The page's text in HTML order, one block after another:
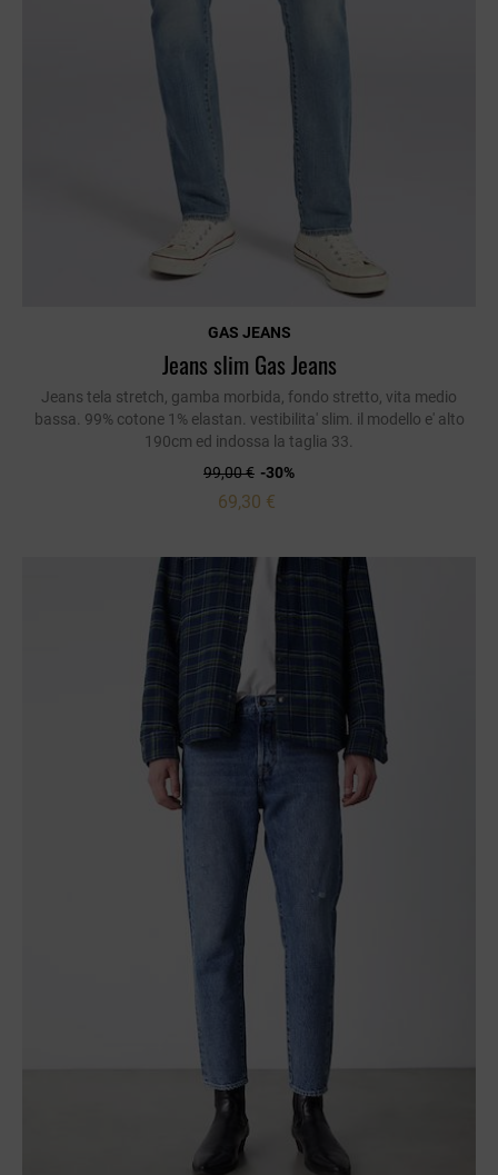
GAS JEANS
Jeans slim Gas Jeans
Jeans tela stretch, gamba morbida, fondo stretto, vita medio
bassa. 99% cotone 1% elastan. vestibilita' slim. il modello e' alto
190cm ed indossa la taglia 33.
99,00 € -30%
69,30 €